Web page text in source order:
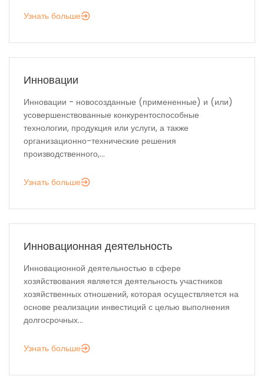
Узнать больше
Инновации
Инновации - новосозданные (примененные) и (или)
усовершенствованные конкурентоспособные
технологии, продукция или услуги, а также
организационно-технические решения
производственного,...
Узнать больше
Инновационная деятельность
Инновационной деятельностью в сфере
хозяйствования является деятельность участников
хозяйственных отношений, которая осуществляется на
основе реализации инвестиций с целью выполнения
долгосрочных...
Узнать больше